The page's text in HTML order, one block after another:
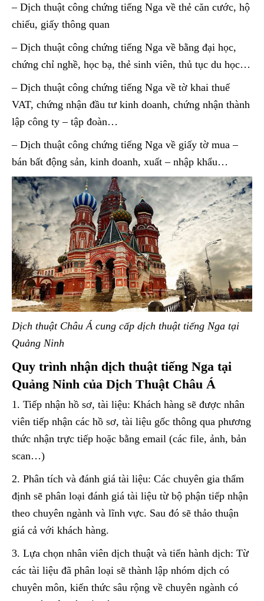
– Dịch thuật công chứng tiếng Nga về thẻ căn cước, hộ
chiếu, giấy thông quan
– Dịch thuật công chứng tiếng Nga về bằng đại học,
chứng chỉ nghề, học bạ, thẻ sinh viên, thủ tục du học…
– Dịch thuật công chứng tiếng Nga về tờ khai thuế
VAT, chứng nhận đầu tư kinh doanh, chứng nhận thành
lập công ty – tập đoàn…
– Dịch thuật công chứng tiếng Nga về giấy tờ mua –
bán bất động sản, kinh doanh, xuất – nhập khẩu…
Dịch thuật Châu Á cung cấp dịch thuật tiếng Nga tại
Quảng Ninh
Quy trình nhận dịch thuật tiếng Nga tại
Quảng Ninh của Dịch Thuật Châu Á
1. Tiếp nhận hồ sơ, tài liệu: Khách hàng sẽ được nhân
viên tiếp nhận các hồ sơ, tài liệu gốc thông qua phương
thức nhận trực tiếp hoặc bằng email (các file, ảnh, bản
scan…)
2. Phân tích và đánh giá tài liệu: Các chuyên gia thẩm
định sẽ phân loại đánh giá tài liệu từ bộ phận tiếp nhận
theo chuyên ngành và lĩnh vực. Sau đó sẽ thảo thuận
giá cả với khách hàng.
3. Lựa chọn nhân viên dịch thuật và tiến hành dịch: Từ
các tài liệu đã phân loại sẽ thành lập nhóm dịch có
chuyên môn, kiến thức sâu rộng về chuyên ngành có